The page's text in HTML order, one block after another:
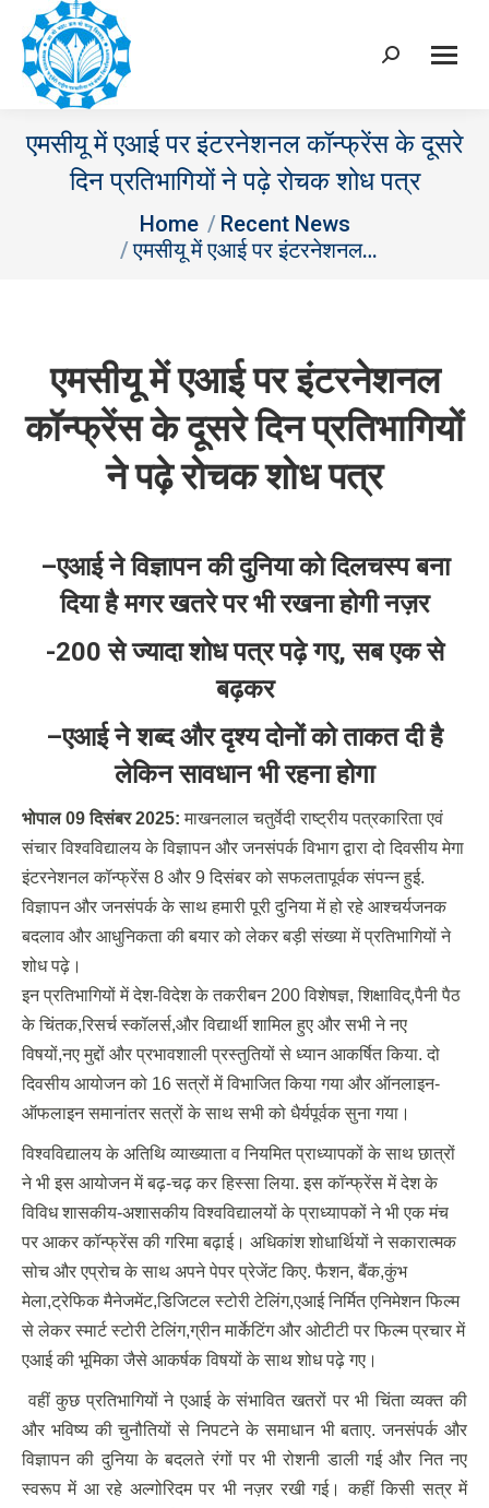
Search:
एमसीयू में एआई पर इंटरनेशनल कॉन्फ्रेंस के दूसरे
दिन प्रतिभागियों ने पढ़े रोचक शोध पत्र
Home
Recent News
एमसीयू में एआई पर इंटरनेशनल…
एमसीयू में एआई पर इंटरनेशनल
कॉन्फ्रेंस के दूसरे दिन प्रतिभागियों
ने पढ़े रोचक शोध पत्र
–एआई ने विज्ञापन की दुनिया को दिलचस्प बना
दिया है मगर खतरे पर भी रखना होगी नज़र
-200से ज्यादा शोध पत्र पढ़े गए,सब एक से
बढ़कर
–एआई ने शब्द और दृश्य दोनों को ताकत दी है
लेकिन सावधान भी रहना होगा
भोपाल09 दिसंबर 2025: माखनलाल चतुर्वेदी राष्ट्रीय पत्रकारिता एवं
संचार विश्वविद्यालय के विज्ञापन और जनसंपर्क विभाग द्वारा दो दिवसीय मेगा
इंटरनेशनल कॉन्फ्रेंस 8 और 9 दिसंबर को सफलतापूर्वक संपन्न हुई.
विज्ञापन और जनसंपर्क के साथ हमारी पूरी दुनिया में हो रहे आश्चर्यजनक
बदलाव और आधुनिकता की बयार को लेकर बड़ी संख्या में प्रतिभागियों ने
शोध पढ़े।
इन प्रतिभागियों में देश-विदेश के तकरीबन 200 विशेषज्ञ, शिक्षाविद्,पैनी पैठ
के चिंतक,रिसर्च स्कॉलर्स,और विद्यार्थी शामिल हुए और सभी ने नए
विषयों,नए मुद्दों और प्रभावशाली प्रस्तुतियों से ध्यान आकर्षित किया. दो
दिवसीय आयोजन को 16 सत्रों में विभाजित किया गया और ऑनलाइन-
ऑफलाइन समानांतर सत्रों के साथ सभी को धैर्यपूर्वक सुना गया।
विश्वविद्यालय के अतिथि व्याख्याता व नियमित प्राध्यापकों के साथ छात्रों
ने भी इस आयोजन में बढ़-चढ़ कर हिस्सा लिया. इस कॉन्फ्रेंस में देश के
विविध शासकीय-अशासकीय विश्वविद्यालयों के प्राध्यापकों ने भी एक मंच
पर आकर कॉन्फ्रेंस की गरिमा बढ़ाई। अधिकांश शोधार्थियों ने सकारात्मक
सोच और एप्रोच के साथ अपने पेपर प्रेजेंट किए. फैशन, बैंक,कुंभ
मेला,ट्रेफिक मैनेजमेंट,डिजिटल स्टोरी टेलिंग,एआई निर्मित एनिमेशन फिल्म
से लेकर स्मार्ट स्टोरी टेलिंग,ग्रीन मार्केटिंग और ओटीटी पर फिल्म प्रचार में
एआई की भूमिका जैसे आकर्षक विषयों के साथ शोध पढ़े गए।
वहीं कुछ प्रतिभागियों ने एआई के संभावित खतरों पर भी चिंता व्यक्त की
और भविष्य की चुनौतियों से निपटने के समाधान भी बताए. जनसंपर्क और
विज्ञापन की दुनिया के बदलते रंगों पर भी रोशनी डाली गई और नित नए
स्वरूप में आ रहे अल्गोरिदम पर भी नज़र रखी गई। कहीं किसी सत्र में